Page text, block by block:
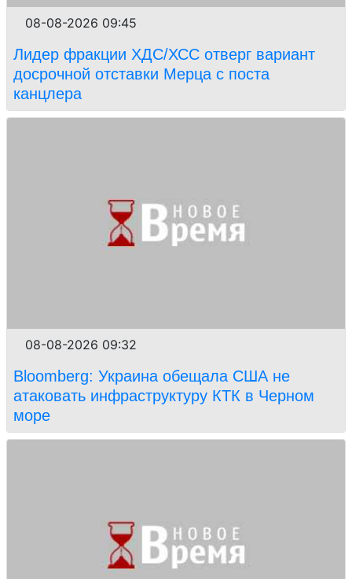
08-08-2026 09:45
Лидер фракции ХДС/ХСС отверг вариант
досрочной отставки Мерца с поста
канцлера
08-08-2026 09:32
Bloomberg: Украина обещала США не
атаковать инфраструктуру КТК в Черном
море